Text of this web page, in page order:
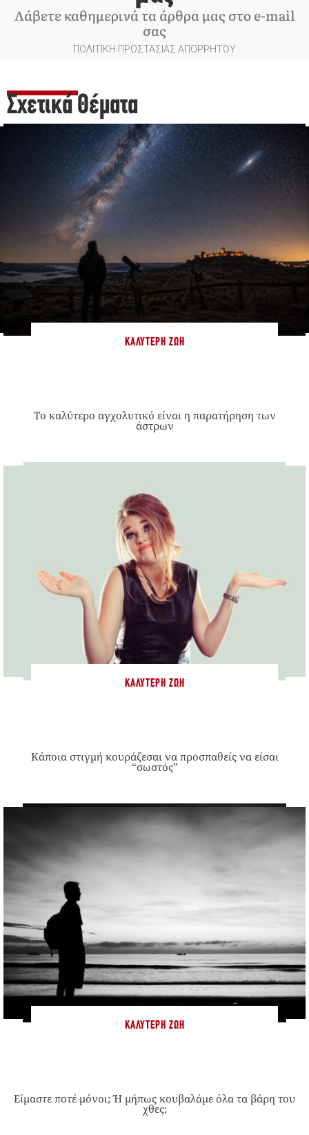
Λάβετε καθημερινά τα άρθρα μας στο e-mail
σας
ΠΟΛΙΤΙΚΗ ΠΡΟΣΤΑΣΙΑΣ ΑΠΟΡΡΗΤΟΥ
Σχετικά Θέματα
ΚΑΛΎΤΕΡΗ ΖΩΉ
Το καλύτερο αγχολυτικό είναι η παρατήρηση των
άστρων
ΚΑΛΎΤΕΡΗ ΖΩΉ
Κάποια στιγμή κουράζεσαι να προσπαθείς να είσαι
“σωστός”
ΚΑΛΎΤΕΡΗ ΖΩΉ
Είμαστε ποτέ μόνοι; Ή μήπως κουβαλάμε όλα τα βάρη του
χθες;